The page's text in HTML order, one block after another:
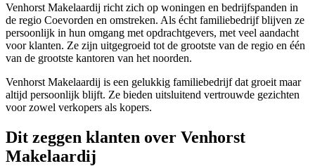
Venhorst Makelaardij richt zich op woningen en bedrijfspanden in
de regio Coevorden en omstreken. Als écht familiebedrijf blijven ze
persoonlijk in hun omgang met opdrachtgevers, met veel aandacht
voor klanten. Ze zijn uitgegroeid tot de grootste van de regio en één
van de grootste kantoren van het noorden.
Venhorst Makelaardij is een gelukkig familiebedrijf dat groeit maar
altijd persoonlijk blijft. Ze bieden uitsluitend vertrouwde gezichten
voor zowel verkopers als kopers.
Dit zeggen klanten over Venhorst
Makelaardij